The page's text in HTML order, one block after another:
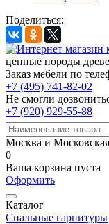
Поделиться:
ценные породы
Заказ мебели по
+7 (495) 741-82-02
Не смогли
+7 (920) 929-55-88
Москва и
0
Ваша корзина пуста
Оформить
Каталог
Спальные гарнитуры